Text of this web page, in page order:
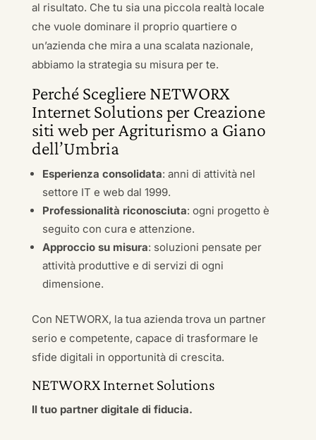
al risultato. Che tu sia una piccola realtà locale
che vuole dominare il proprio quartiere o
un’azienda che mira a una scalata nazionale,
abbiamo la strategia su misura per te.
Perché Scegliere NETWORX
Internet Solutions per Creazione
siti web per Agriturismo a Giano
dell’Umbria
Esperienza consolidata: anni di attività nel
settore IT e web dal 1999.
Professionalità riconosciuta: ogni progetto è
seguito con cura e attenzione.
Approccio su misura: soluzioni pensate per
attività produttive e di servizi di ogni
dimensione.
Con NETWORX, la tua azienda trova un partner
serio e competente, capace di trasformare le
sfide digitali in opportunità di crescita.
NETWORX Internet Solutions
Il tuo partner digitale di fiducia.